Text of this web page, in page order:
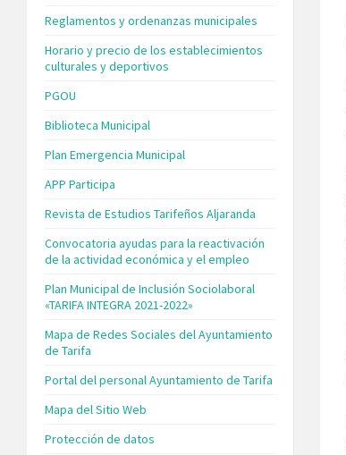
Reglamentos y ordenanzas municipales
Horario y precio de los establecimientos
culturales y deportivos
PGOU
Biblioteca Municipal
Plan Emergencia Municipal
APP Participa
Revista de Estudios Tarifeños Aljaranda
Convocatoria ayudas para la reactivación
de la actividad económica y el empleo
Plan Municipal de Inclusión Sociolaboral
«TARIFA INTEGRA 2021-2022»
Mapa de Redes Sociales del Ayuntamiento
de Tarifa
Portal del personal Ayuntamiento de Tarifa
Mapa del Sitio Web
Protección de datos